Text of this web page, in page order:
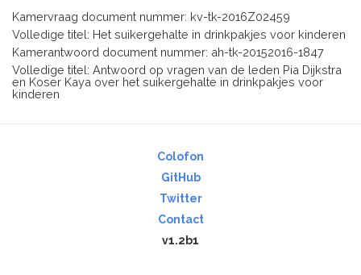
Kamervraag document nummer: kv-tk-2016Z02459
Volledige titel: Het suikergehalte in drinkpakjes voor kinderen
Kamerantwoord document nummer: ah-tk-20152016-1847
Volledige titel: Antwoord op vragen van de leden Pia Dijkstra
en Koser Kaya over het suikergehalte in drinkpakjes voor
kinderen
Colofon
GitHub
Twitter
Contact
v1.2b1